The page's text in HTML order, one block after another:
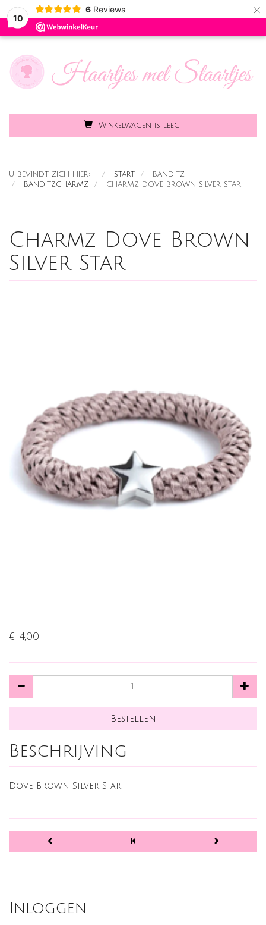
10
6 Reviews ×
Winkelwagen is leeg
Toggle
U BEVINDT ZICH HIER: START
BANDITZ
BANDITZCHARMZ
CHARMZ DOVE BROWN SILVER STAR
Charmz Dove Brown
Silver Star
€ 4,00
Beschrijving
Dove Brown Silver Star
Inloggen